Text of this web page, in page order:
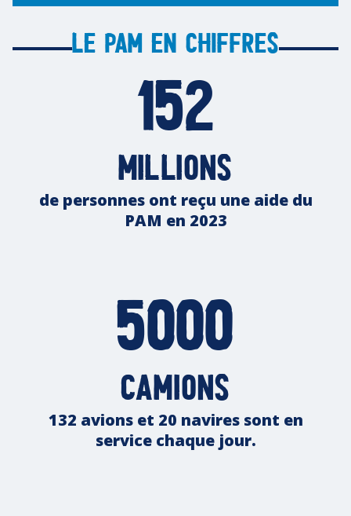
Le PAM en chiffres
152
millions
de personnes ont reçu une aide du
PAM en 2023
5000
camions
132 avions et 20 navires sont en
service chaque jour.